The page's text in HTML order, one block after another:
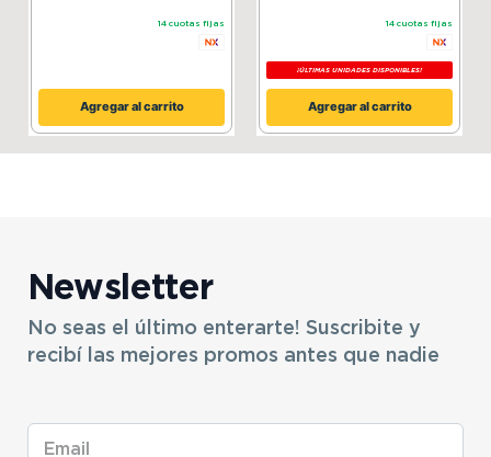
14 cuotas fijas
Agregar al carrito
14 cuotas fijas
¡ÚLTIMAS UNIDADES DISPONIBLES!
Agregar al carrito
Newsletter
No seas el último enterarte! Suscribite y
recibí las mejores promos antes que nadie